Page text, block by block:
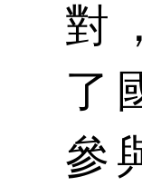
對
了
參